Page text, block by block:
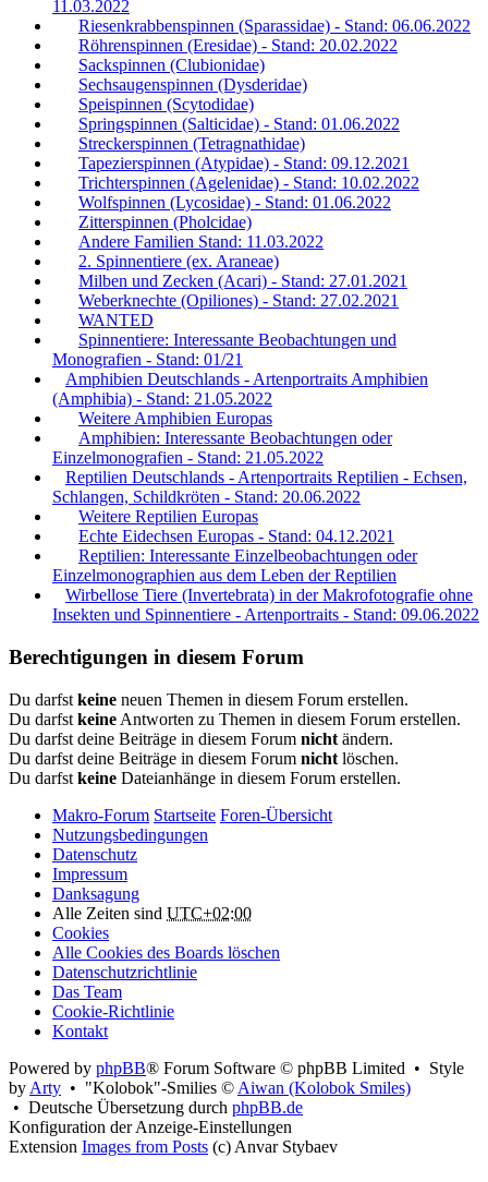
11.03.2022
Riesenkrabbenspinnen (Sparassidae) - Stand: 06.06.2022
Röhrenspinnen (Eresidae) - Stand: 20.02.2022
Sackspinnen (Clubionidae)
Sechsaugenspinnen (Dysderidae)
Speispinnen (Scytodidae)
Springspinnen (Salticidae) - Stand: 01.06.2022
Streckerspinnen (Tetragnathidae)
Tapezierspinnen (Atypidae) - Stand: 09.12.2021
Trichterspinnen (Agelenidae) - Stand: 10.02.2022
Wolfspinnen (Lycosidae) - Stand: 01.06.2022
Zitterspinnen (Pholcidae)
Andere Familien Stand: 11.03.2022
2. Spinnentiere (ex. Araneae)
Milben und Zecken (Acari) - Stand: 27.01.2021
Weberknechte (Opiliones) - Stand: 27.02.2021
WANTED
Spinnentiere: Interessante Beobachtungen und
Monografien - Stand: 01/21
Amphibien Deutschlands - Artenportraits Amphibien
(Amphibia) - Stand: 21.05.2022
Weitere Amphibien Europas
Amphibien: Interessante Beobachtungen oder
Einzelmonografien - Stand: 21.05.2022
Reptilien Deutschlands - Artenportraits Reptilien - Echsen,
Schlangen, Schildkröten - Stand: 20.06.2022
Weitere Reptilien Europas
Echte Eidechsen Europas - Stand: 04.12.2021
Reptilien: Interessante Einzelbeobachtungen oder
Einzelmonographien aus dem Leben der Reptilien
Wirbellose Tiere (Invertebrata) in der Makrofotografie ohne
Insekten und Spinnentiere - Artenportraits - Stand: 09.06.2022
Berechtigungen in diesem Forum
Du darfst keine neuen Themen in diesem Forum erstellen.
Du darfst keine Antworten zu Themen in diesem Forum erstellen.
Du darfst deine Beiträge in diesem Forum nicht ändern.
Du darfst deine Beiträge in diesem Forum nicht löschen.
Du darfst keine Dateianhänge in diesem Forum erstellen.
Makro-Forum Startseite Foren-Übersicht
Nutzungsbedingungen
Datenschutz
Impressum
Danksagung
Alle Zeiten sind UTC+02:00
Cookies
Alle Cookies des Boards löschen
Datenschutzrichtlinie
Das Team
Cookie-Richtlinie
Kontakt
Powered by phpBB® Forum Software © phpBB Limited • Style
by Arty • "Kolobok"-Smilies © Aiwan (Kolobok Smiles)
• Deutsche Übersetzung durch phpBB.de
Konfiguration der Anzeige-Einstellungen
Extension Images from Posts (c) Anvar Stybaev